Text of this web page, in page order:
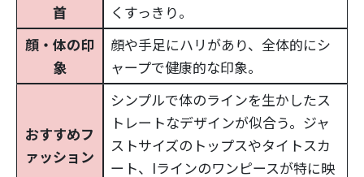
首
くすっきり。
顔・体の印
象
顔や手足にハリがあり、全体的にシ
ャープで健康的な印象。
おすすめフ
ァッション
シンプルで体のラインを生かしたス
トレートなデザインが似合う。ジャ
ストサイズのトップスやタイトスカ
ート、Iラインのワンピースが特に映